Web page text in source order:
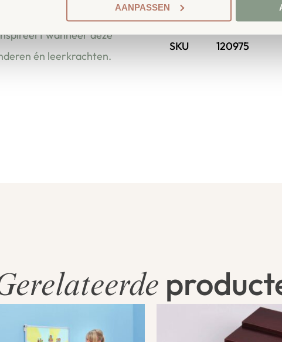
AANPASSEN
onderwijsmeubilair. Wij
wanneer deze
én leerkrachten.
Extra
SKU 120975